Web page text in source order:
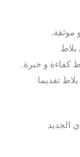
موثقة.
كفاءة و خبرة.
تقديما
الجديد